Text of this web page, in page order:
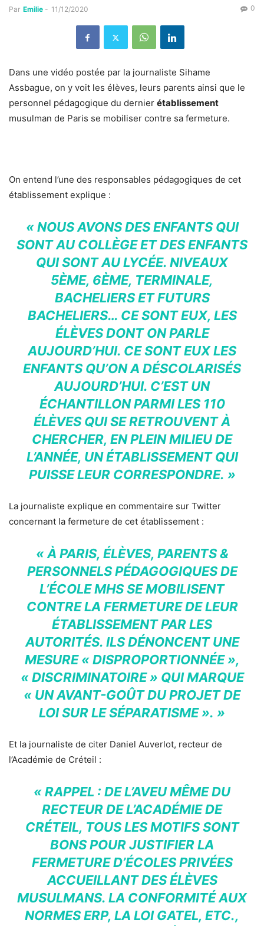
Par Emilie - 11/12/2020 0
Dans une vidéo postée par la journaliste Sihame
Assbague, on y voit les élèves, leurs parents ainsi que le
personnel pédagogique du dernier établissement
musulman de Paris se mobiliser contre sa fermeture.
On entend l’une des responsables pédagogiques de cet
établissement explique :
« NOUS AVONS DES ENFANTS QUI
SONT AU COLLÈGE ET DES ENFANTS
QUI SONT AU LYCÉE. NIVEAUX
5ÈME, 6ÈME, TERMINALE,
BACHELIERS ET FUTURS
BACHELIERS… CE SONT EUX, LES
ÉLÈVES DONT ON PARLE
AUJOURD’HUI. CE SONT EUX LES
ENFANTS QU’ON A DÉSCOLARISÉS
AUJOURD’HUI. C’EST UN
ÉCHANTILLON PARMI LES 110
ÉLÈVES QUI SE RETROUVENT À
CHERCHER, EN PLEIN MILIEU DE
L’ANNÉE, UN ÉTABLISSEMENT QUI
PUISSE LEUR CORRESPONDRE. »
La journaliste explique en commentaire sur Twitter
concernant la fermeture de cet établissement :
« À PARIS, ÉLÈVES, PARENTS &
PERSONNELS PÉDAGOGIQUES DE
L’ÉCOLE MHS SE MOBILISENT
CONTRE LA FERMETURE DE LEUR
ÉTABLISSEMENT PAR LES
AUTORITÉS. ILS DÉNONCENT UNE
MESURE « DISPROPORTIONNÉE »,
« DISCRIMINATOIRE » QUI MARQUE
« UN AVANT-GOÛT DU PROJET DE
LOI SUR LE SÉPARATISME ». »
Et la journaliste de citer Daniel Auverlot, recteur de
l’Académie de Créteil :
« RAPPEL : DE L’AVEU MÊME DU
RECTEUR DE L’ACADÉMIE DE
CRÉTEIL, TOUS LES MOTIFS SONT
BONS POUR JUSTIFIER LA
FERMETURE D’ÉCOLES PRIVÉES
ACCUEILLANT DES ÉLÈVES
MUSULMANS. LA CONFORMITÉ AUX
NORMES ERP, LA LOI GATEL, ETC.,